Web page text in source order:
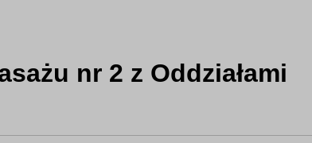
nr 2 z Oddziałami